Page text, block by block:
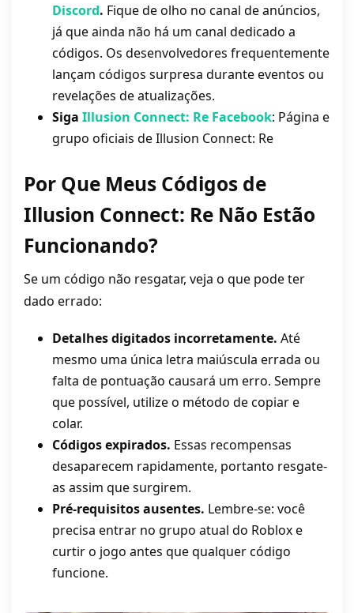
Discord. Fique de olho no canal de anúncios,
já que ainda não há um canal dedicado a
códigos. Os desenvolvedores frequentemente
lançam códigos surpresa durante eventos ou
revelações de atualizações.
Siga Illusion Connect: Re Facebook: Página e
grupo oficiais de Illusion Connect: Re
Por Que Meus Códigos de
Illusion Connect: Re Não Estão
Funcionando?
Se um código não resgatar, veja o que pode ter
dado errado:
Detalhes digitados incorretamente. Até
mesmo uma única letra maiúscula errada ou
falta de pontuação causará um erro. Sempre
que possível, utilize o método de copiar e
colar.
Códigos expirados. Essas recompensas
desaparecem rapidamente, portanto resgate-
as assim que surgirem.
Pré-requisitos ausentes. Lembre-se: você
precisa entrar no grupo atual do Roblox e
curtir o jogo antes que qualquer código
funcione.